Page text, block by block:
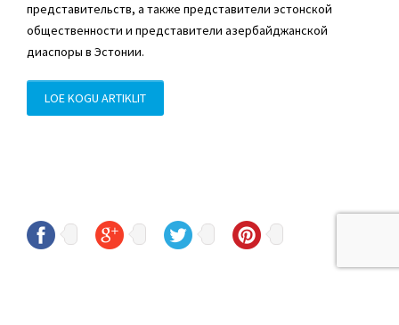
представительств, а также представители эстонской
общественности и представители азербайджанской
диаспоры в Эстонии.
LOE KOGU ARTIKLIT